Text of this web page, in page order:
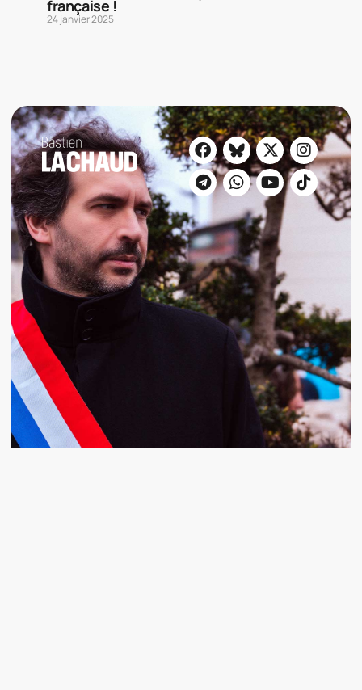
française !
24 janvier 2025